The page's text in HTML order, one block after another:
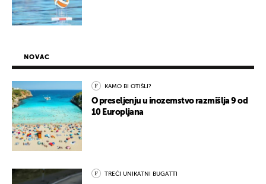
NOVAC
KAMO BI OTIŠLI?
O preseljenju u inozemstvo razmišlja 9 od
10 Europljana
TREĆI UNIKATNI BUGATTI